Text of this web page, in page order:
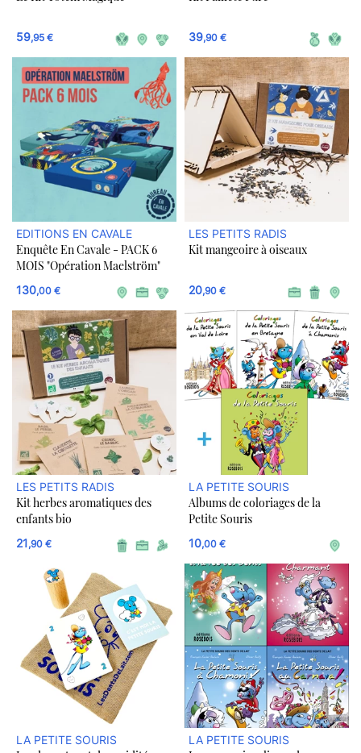
59,95 € 39,90 €
EDITIONS EN CAVALE
Enquête En Cavale - PACK 6
MOIS "Opération Maelström"
130,00 €
LES PETITS RADIS
Kit mangeoire à oiseaux
20,90 €
LES PETITS RADIS
Kit herbes aromatiques des
enfants bio
21,90 €
LA PETITE SOURIS
Albums de coloriages de la
Petite Souris
10,00 €
LA PETITE SOURIS LA PETITE SOURIS